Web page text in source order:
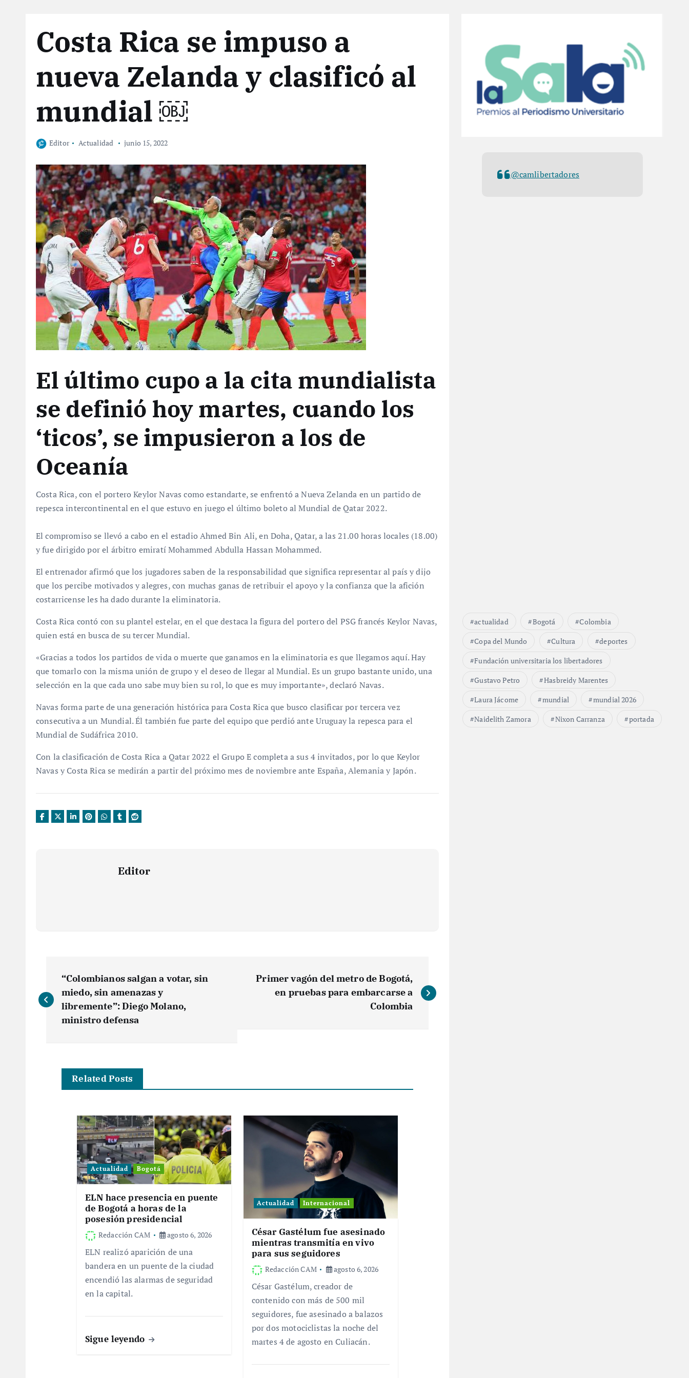
Costa Rica se impuso a
nueva Zelanda y clasificó al
mundial ￼
Editor Actualidad junio 15, 2022
El último cupo a la cita mundialista
se definió hoy martes, cuando los
‘ticos’, se impusieron a los de
Oceanía
Costa Rica, con el portero Keylor Navas como estandarte, se enfrentó a Nueva Zelanda en un partido de
repesca intercontinental en el que estuvo en juego el último boleto al Mundial de Qatar 2022.
El compromiso se llevó a cabo en el estadio Ahmed Bin Ali, en Doha, Qatar, a las 21.00 horas locales (18.00)
y fue dirigido por el árbitro emiratí Mohammed Abdulla Hassan Mohammed.
El entrenador afirmó que los jugadores saben de la responsabilidad que significa representar al país y dijo
que los percibe motivados y alegres, con muchas ganas de retribuir el apoyo y la confianza que la afición
costarricense les ha dado durante la eliminatoria.
Costa Rica contó con su plantel estelar, en el que destaca la figura del portero del PSG francés Keylor Navas,
quien está en busca de su tercer Mundial.
«Gracias a todos los partidos de vida o muerte que ganamos en la eliminatoria es que llegamos aquí. Hay
que tomarlo con la misma unión de grupo y el deseo de llegar al Mundial. Es un grupo bastante unido, una
selección en la que cada uno sabe muy bien su rol, lo que es muy importante», declaró Navas.
Navas forma parte de una generación histórica para Costa Rica que busco clasificar por tercera vez
consecutiva a un Mundial. Él también fue parte del equipo que perdió ante Uruguay la repesca para el
Mundial de Sudáfrica 2010.
Con la clasificación de Costa Rica a Qatar 2022 el Grupo E completa a sus 4 invitados, por lo que Keylor
Navas y Costa Rica se medirán a partir del próximo mes de noviembre ante España, Alemania y Japón.
Editor
a
“Colombianos salgan a votar, sin
miedo, sin amenazas y
libremente”: Diego Molano,
ministro defensa
Primer vagón del metro de Bogotá,
en pruebas para embarcarse a
Colombia
Related Posts
Actualidad Bogotá
ELN hace presencia en puente
de Bogotá a horas de la
posesión presidencial
Redacción CAM agosto 6, 2026
ELN realizó aparición de una
bandera en un puente de la ciudad
encendió las alarmas de seguridad
en la capital.
Sigue leyendo
Actualidad Internacional
César Gastélum fue asesinado
mientras transmitía en vivo
para sus seguidores
Redacción CAM agosto 6, 2026
César Gastélum, creador de
contenido con más de 500 mil
seguidores, fue asesinado a balazos
por dos motociclistas la noche del
martes 4 de agosto en Culiacán.
@camlibertadores
actualidad Bogotá
Colombia
Copa del Mundo
Cultura
deportes
Fundación universitaria los libertadores
Gustavo Petro
Hasbreidy Marentes
Laura Jácome
mundial
mundial 2026
Naidelith Zamora
Nixon Carranza portada